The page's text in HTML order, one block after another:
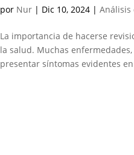
por Nur | Dic 10, 2024 |Análisis
La importancia de hacerse
la salud. Muchas
presentar síntomas evidentes